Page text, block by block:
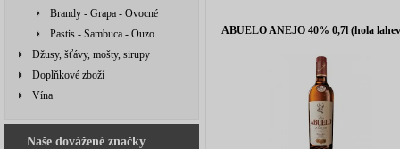
Brandy - Grapa - Ovocné
Pastis - Sambuca - Ouzo
Džusy, šťávy, mošty, sirupy
Doplňkové zboží
Vína
Naše dovážené značky
ABUELO ANEJO 40% 0,7l (hola